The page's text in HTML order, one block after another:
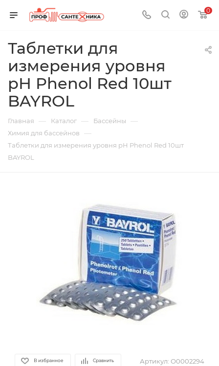
0
Таблетки для
измерения уровня
pH Phenol Red 10шт
BAYROL
Главная — Каталог — Бассейны —
Химия для бассейнов —
Таблетки для измерения уровня pH Phenol Red 10шт
BAYROL
В избранное Сравнить Артикул: О0002294